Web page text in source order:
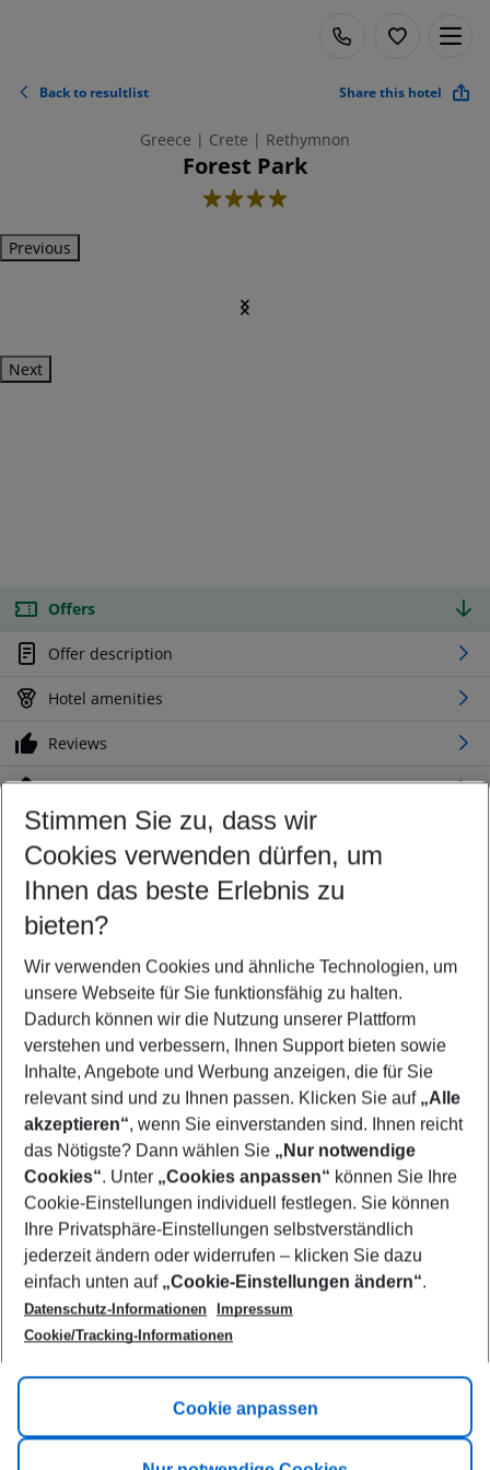
Back to resultlist Share this hotel
Greece | Crete | Rethymnon
Forest Park
4
Previous
Next
Offers
Offer description
Hotel amenities
Reviews
Location
Customize your offer
Find the perfect deal which suits your best
Your departure airport
Any airport
Select your date range
09/08/26–07/08/27 5-8 nights
Who will travel
2 adults No children
Show more filter
Footer
Footer navigation
Title A
Link A
Stimmen Sie zu, dass wir
Cookies verwenden dürfen, um
Ihnen das beste Erlebnis zu
bieten?
Wir verwenden Cookies und ähnliche Technologien, um
unsere Webseite für Sie funktionsfähig zu halten.
Dadurch können wir die Nutzung unserer Plattform
verstehen und verbessern, Ihnen Support bieten sowie
Inhalte, Angebote und Werbung anzeigen, die für Sie
relevant sind und zu Ihnen passen. Klicken Sie auf „Alle
akzeptieren“, wenn Sie einverstanden sind. Ihnen reicht
das Nötigste? Dann wählen Sie „Nur notwendige
Cookies“. Unter „Cookies anpassen“ können Sie Ihre
Cookie-Einstellungen individuell festlegen. Sie können
Ihre Privatsphäre-Einstellungen selbstverständlich
jederzeit ändern oder widerrufen – klicken Sie dazu
einfach unten auf „Cookie-Einstellungen ändern“.
Datenschutz-Informationen
Impressum
Cookie/Tracking-Informationen
Cookie anpassen